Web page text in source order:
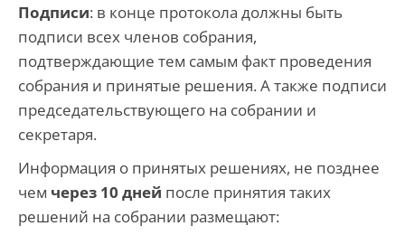
Подписи: в конце протокола должны быть
подписи всех членов собрания,
подтверждающие тем самым факт проведения
собрания и принятые решения. А также подписи
председательствующего на собрании и
секретаря.
Информация о принятых решениях, не позднее
чем через 10 дней после принятия таких
решений на собрании размещают: